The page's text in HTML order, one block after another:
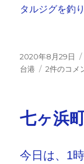
タルジグを釣
投
稿
2020年8月29日
台港
3
人、
し
2件のコメ
七ヶ浜
今日は、1